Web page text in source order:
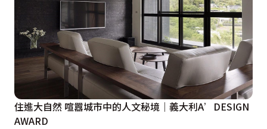
住進大自然 喧囂城市中的人文秘境｜義大利A’DESIGN
AWARD